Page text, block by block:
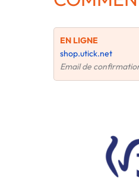
EN LIGNE
shop.utick.net
Email de